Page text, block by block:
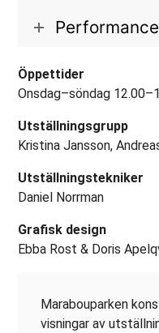
Öppettider
Onsdag–söndag
Utställningsgrupp
Kristina Jansson,
Utställningstekniker
Daniel Norrman
Grafisk design
Ebba Rost & Doris
Marabouparken
visningar av